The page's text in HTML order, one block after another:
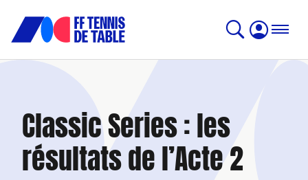
Classic Series : les
résultats de l’Acte 2